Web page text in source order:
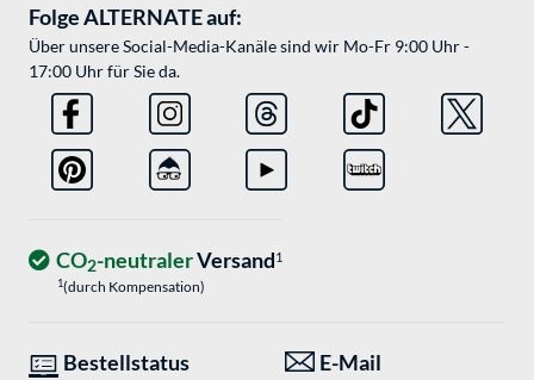
Folge ALTERNATE auf:
Über unsere Social-Media-Kanäle sind wir Mo-Fr 9:00 Uhr -
17:00 Uhr für Sie da.
CO2-neutralerVersand1
1(durch Kompensation)
Bestellstatus
E-Mail